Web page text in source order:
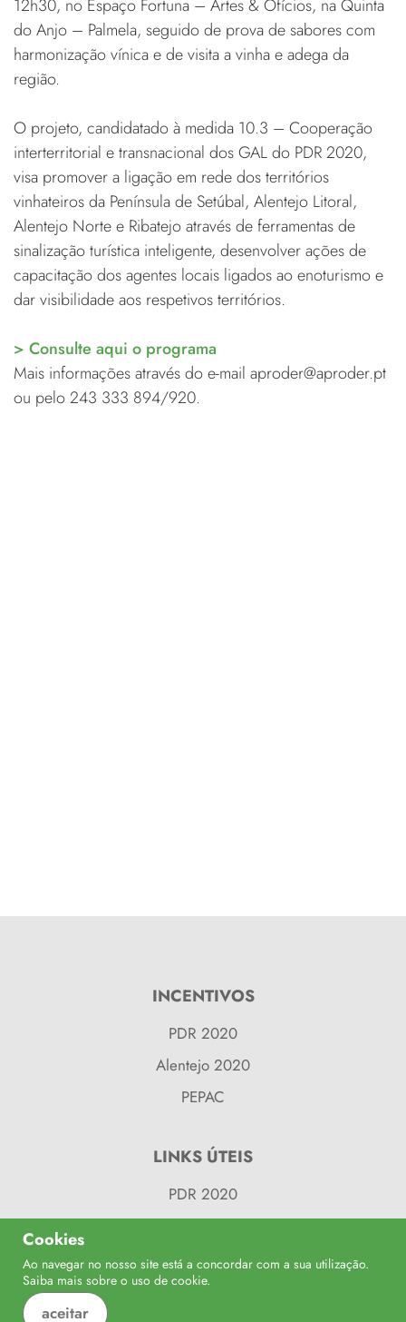
12h30, no Espaço Fortuna – Artes & Ofícios, na Quinta
do Anjo – Palmela, seguido de prova de sabores com
harmonização vínica e de visita a vinha e adega da
região.
O projeto, candidatado à medida 10.3 – Cooperação
interterritorial e transnacional dos GAL do PDR 2020,
visa promover a ligação em rede dos territórios
vinhateiros da Península de Setúbal, Alentejo Litoral,
Alentejo Norte e Ribatejo através de ferramentas de
sinalização turística inteligente, desenvolver ações de
capacitação dos agentes locais ligados ao enoturismo e
dar visibilidade aos respetivos territórios.
> Consulte aqui o programa
Mais informações através do e-mail aproder@aproder.pt
ou pelo 243 333 894/920.
INCENTIVOS
PDR 2020
Alentejo 2020
PEPAC
LINKS ÚTEIS
PDR 2020
Balcão 2020
Alentejo 2020
Balcão do Fundos
Cookies
Ao navegar no nosso site está a concordar com a sua utilização.
Saiba mais sobre o uso de cookie.
aceitar
Confinanciado por: